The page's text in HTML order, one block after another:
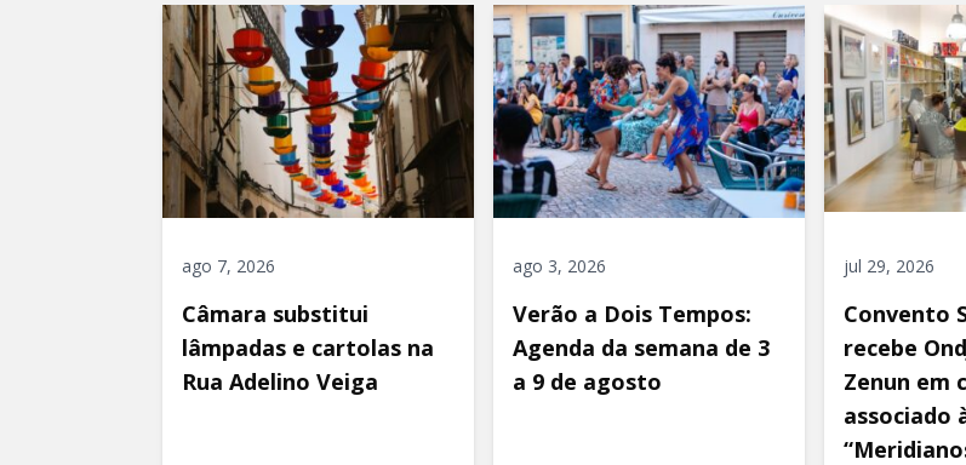
ago 7, 2026
Câmara substitui
lâmpadas e cartolas na
Rua Adelino Veiga
ago 3, 2026
Verão a Dois Tempos:
Agenda da semana de 3
a 9 de agosto
jul 29, 2026
Convento
recebe
Zenun em
associado